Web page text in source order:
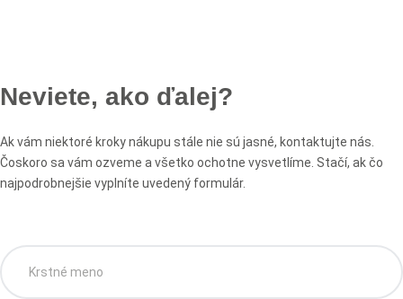
Neviete, ako ďalej?
Ak vám niektoré kroky nákupu stále nie sú jasné, kontaktujte nás.
Čoskoro sa vám ozveme a všetko ochotne vysvetlíme. Stačí, ak čo
najpodrobnejšie vyplníte uvedený formulár.